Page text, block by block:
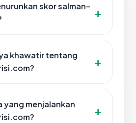
skor salman-
khawatir tentang
yang menjalankan